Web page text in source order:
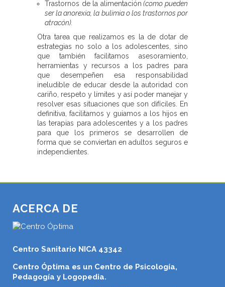
Trastornos de la alimentación (como pueden
ser la anorexia, la bulimia o los trastornos por
atracón).
Otra tarea que realizamos es la de dotar de
estrategias no solo a los adolescentes, sino
que también facilitamos asesoramiento,
herramientas y recursos a los padres para
que desempeñen esa responsabilidad
ineludible de educar desde la autoridad con
cariño, respeto y límites y así poder manejar y
resolver esas situaciones que son difíciles. En
definitiva, facilitamos y guiamos a los hijos en
las terapias para adolescentes y a los padres
para que los primeros se desarrollen de
forma que se conviertan en adultos seguros e
independientes.
ACERCA DE
Centro Sanitario NICA 43342
Centro Óptima es un Centro de Psicología,
Pedagogía y Logopedia.